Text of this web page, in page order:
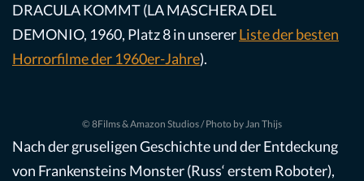
DRACULA KOMMT (LA MASCHERA DEL
DEMONIO, 1960, Platz 8 in unsererListe der besten
Horrorfilme der 1960er-Jahre).
© 8Films & Amazon Studios / Photo by Jan Thijs
Nach der gruseligen Geschichte und der Entdeckung
von Frankensteins Monster (Russ‘ erstem Roboter),